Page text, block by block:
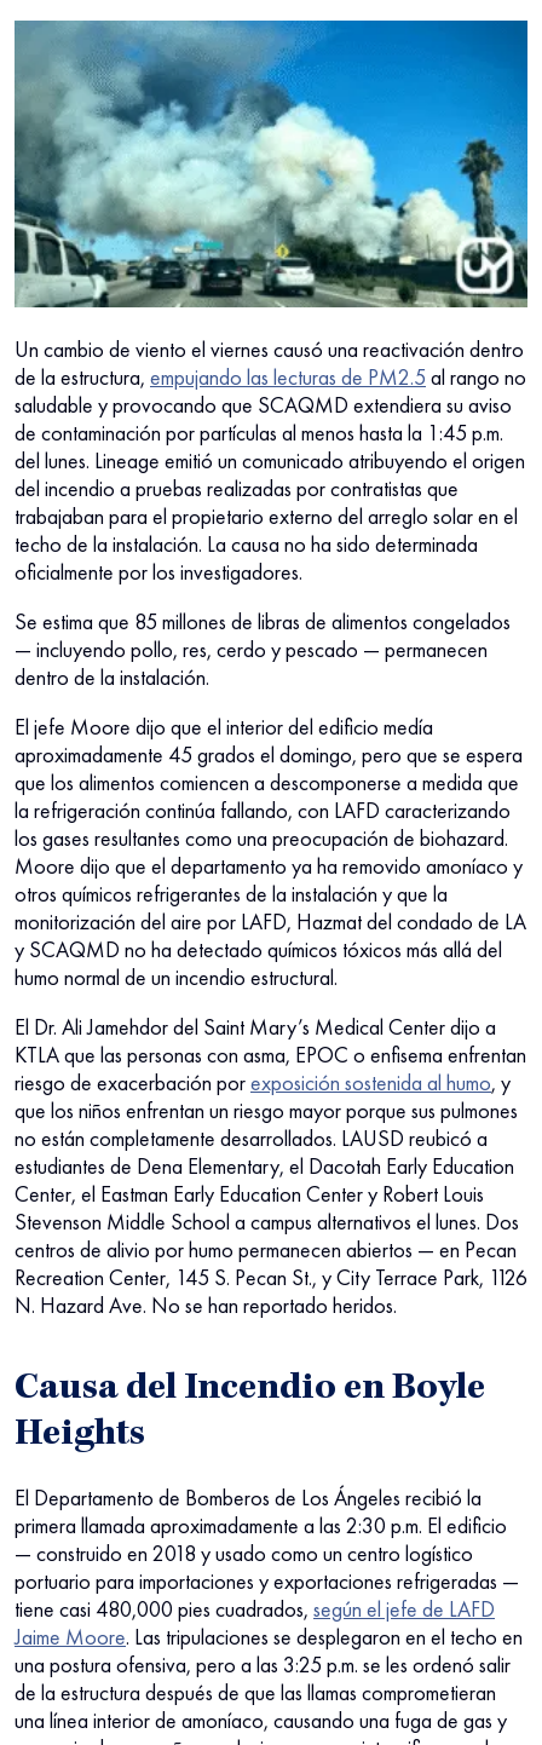
Un cambio de viento el viernes causó una reactivación dentro
de la estructura, empujando las lecturas de PM2.5 al rango no
saludable y provocando que SCAQMD extendiera su aviso
de contaminación por partículas al menos hasta la 1:45 p.m.
del lunes. Lineage emitió un comunicado atribuyendo el origen
del incendio a pruebas realizadas por contratistas que
trabajaban para el propietario externo del arreglo solar en el
techo de la instalación. La causa no ha sido determinada
oficialmente por los investigadores.
Se estima que 85 millones de libras de alimentos congelados
— incluyendo pollo, res, cerdo y pescado — permanecen
dentro de la instalación.
El jefe Moore dijo que el interior del edificio medía
aproximadamente 45 grados el domingo, pero que se espera
que los alimentos comiencen a descomponerse a medida que
la refrigeración continúa fallando, con LAFD caracterizando
los gases resultantes como una preocupación de biohazard.
Moore dijo que el departamento ya ha removido amoníaco y
otros químicos refrigerantes de la instalación y que la
monitorización del aire por LAFD, Hazmat del condado de LA
y SCAQMD no ha detectado químicos tóxicos más allá del
humo normal de un incendio estructural.
El Dr. Ali Jamehdor del Saint Mary’s Medical Center dijo a
KTLA que las personas con asma, EPOC o enfisema enfrentan
riesgo de exacerbación porexposición sostenida al humo, y
que los niños enfrentan un riesgo mayor porque sus pulmones
no están completamente desarrollados. LAUSD reubicó a
estudiantes de Dena Elementary, el Dacotah Early Education
Center, el Eastman Early Education Center y Robert Louis
Stevenson Middle School a campus alternativos el lunes. Dos
centros de alivio por humo permanecen abiertos — en Pecan
Recreation Center, 145 S. Pecan St., y City Terrace Park, 1126
N. Hazard Ave. No se han reportado heridos.
Causa del Incendio en Boyle
Heights
El Departamento de Bomberos de Los Ángeles recibió la
primera llamada aproximadamente a las 2:30 p.m. El edificio
— construido en 2018 y usado como un centro logístico
portuario para importaciones y exportaciones refrigeradas —
tiene casi 480,000 pies cuadrados, según el jefe de LAFD
Jaime Moore. Las tripulaciones se desplegaron en el techo en
una postura ofensiva, pero a las 3:25 p.m. se les ordenó salir
de la estructura después de que las llamas comprometieran
una línea interior de amoníaco, causando una fuga de gas y